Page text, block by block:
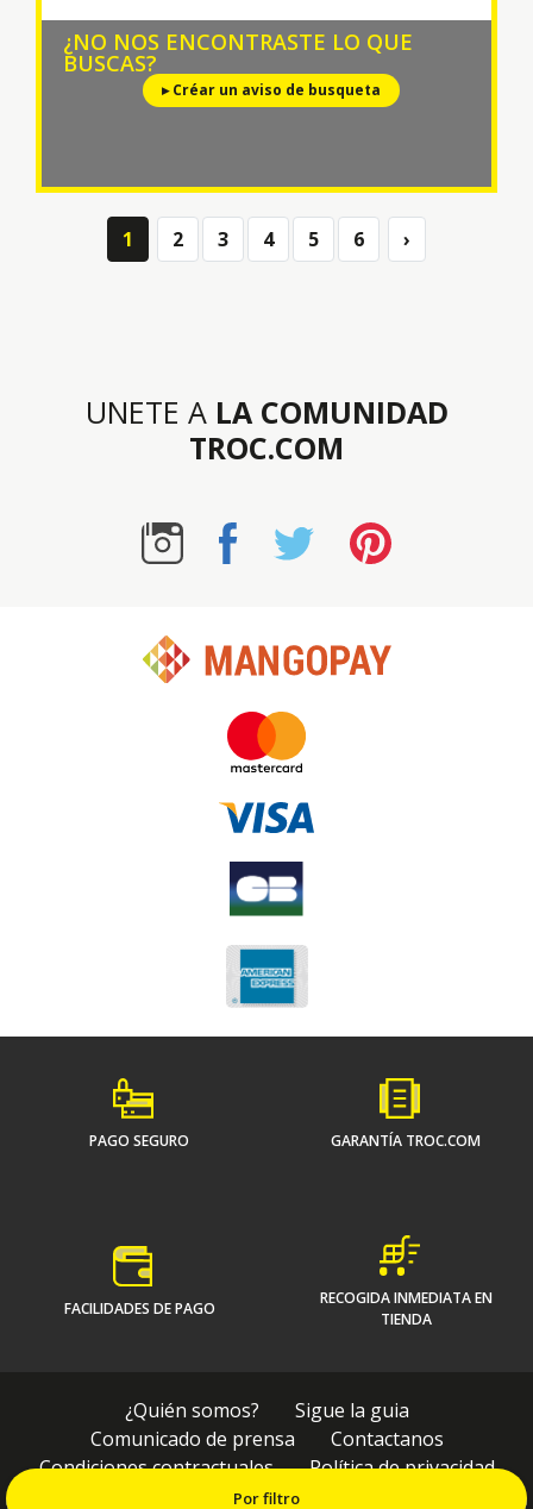
Por filtro
¿NO NOS ENCONTRASTE LO QUE
BUSCAS?
▸ Créar un aviso de busqueta
1 2 3 4 5 6 ›
UNETE A LA COMUNIDAD
TROC.COM
PAGO SEGURO GARANTÍA TROC.COM
FACILIDADES DE PAGO
RECOGIDA INMEDIATA EN
TIENDA
¿Quién somos?
Sigue la guia
Comunicado de prensa
Contactanos
Condiciones contractuales
Política de privacidad
Terminos y condiciones